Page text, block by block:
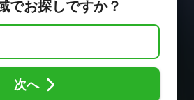
でお探しですか？
次へ